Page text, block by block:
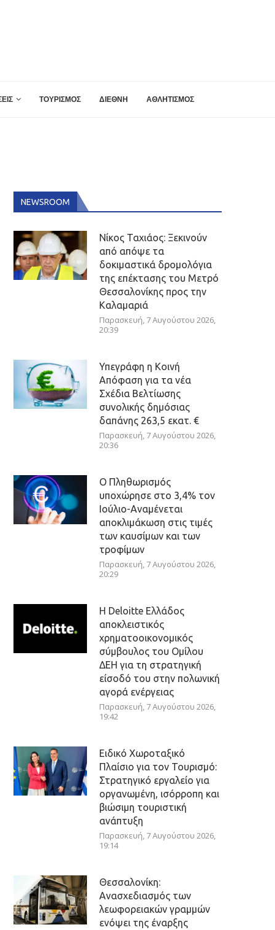
ΤΟΥΡΙΣΜΟΣ ΔΙΕΘΝΗ ΑΘΛΗΤΙΣΜΟΣ
NEWSROOM
Νίκος Ταχιάος: Ξεκινούν
από απόψε τα
δοκιμαστικά δρομολόγια
της επέκτασης του Μετρό
Θεσσαλονίκης προς την
Καλαμαριά
Παρασκευή, 7 Αυγούστου 2026,
20:39
Υπεγράφη η Κοινή
Απόφαση για τα νέα
Σχέδια Βελτίωσης
συνολικής δημόσιας
δαπάνης 263,5 εκατ. €
Παρασκευή, 7 Αυγούστου 2026,
20:36
Ο Πληθωρισμός
υποχώρησε στο 3,4% τον
Ιούλιο-Αναμένεται
αποκλιμάκωση στις τιμές
των καυσίμων και των
τροφίμων
Παρασκευή, 7 Αυγούστου 2026,
20:29
Η Deloitte Ελλάδος
αποκλειστικός
χρηματοοικονομικός
σύμβουλος του Ομίλου
ΔΕΗ για τη στρατηγική
είσοδό του στην πολωνική
αγορά ενέργειας
Παρασκευή, 7 Αυγούστου 2026,
19:42
Ειδικό Χωροταξικό
Πλαίσιο για τον Τουρισμό:
Στρατηγικό εργαλείο για
οργανωμένη, ισόρροπη και
βιώσιμη τουριστική
ανάπτυξη
Παρασκευή, 7 Αυγούστου 2026,
19:14
Θεσσαλονίκη:
Ανασχεδιασμός των
λεωφορειακών γραμμών
ενόψει της έναρξης